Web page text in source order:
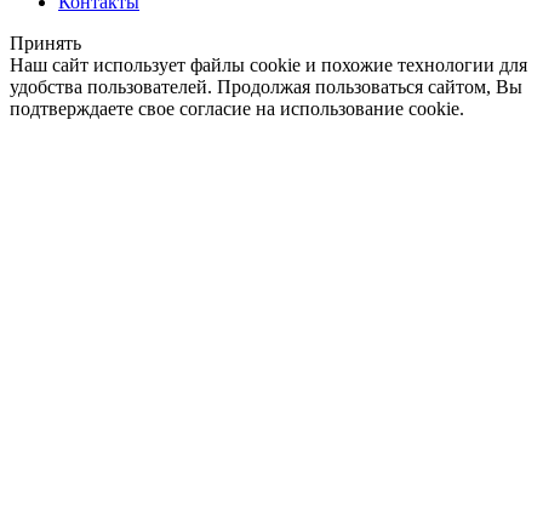
Принять
Наш сайт использует файлы cookie и похожие технологии для
удобства пользователей. Продолжая пользоваться сайтом, Вы
подтверждаете свое согласие на использование cookie.